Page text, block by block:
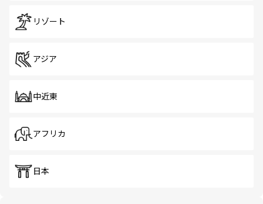
リゾート
アジア
中近東
アフリカ
日本